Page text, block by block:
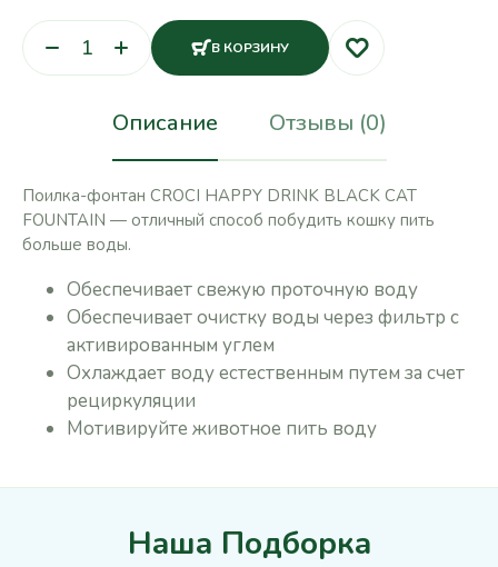
В КОРЗИНУ
Описание Отзывы (0)
Поилка-фонтан CROCI HAPPY DRINK BLACK CAT
FOUNTAIN — отличный способ побудить кошку пить
больше воды.
Обеспечивает свежую проточную воду
Обеспечивает очистку воды через фильтр с
активированным углем
Охлаждает воду естественным путем за счет
рециркуляции
Мотивируйте животное пить воду
Наша Подборка